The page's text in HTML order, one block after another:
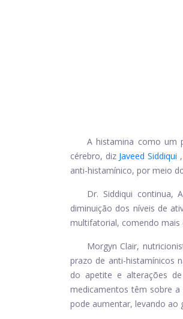
A histamina como um
cérebro, diz Javeed Siddiqui
anti-histamínico, por meio
Dr. Siddiqui continua,
diminuição dos níveis de
multifatorial, comendo mais
Morgyn Clair,
prazo de anti-histamínicos
do apetite e alterações
medicamentos têm sobre
pode aumentar, levando ao